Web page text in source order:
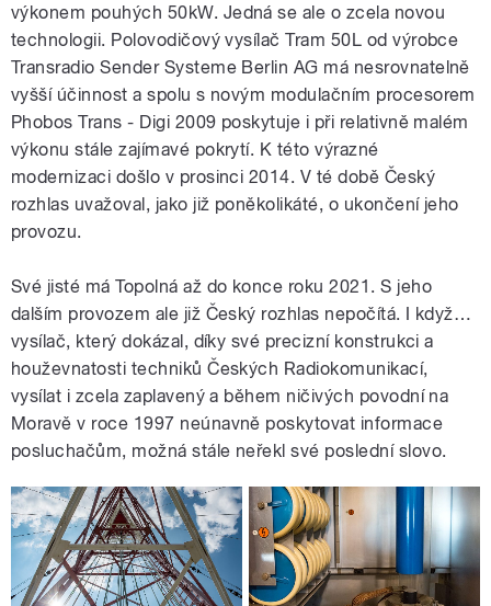
výkonem pouhých 50kW. Jedná se ale o zcela novou
technologii. Polovodičový vysílač Tram 50L od výrobce
Transradio Sender Systeme Berlin AG má nesrovnatelně
vyšší účinnost a spolu s novým modulačním procesorem
Phobos Trans - Digi 2009 poskytuje i při relativně malém
výkonu stále zajímavé pokrytí. K této výrazné
modernizaci došlo v prosinci 2014. V té době Český
rozhlas uvažoval, jako již poněkolikáté, o ukončení jeho
provozu.
Své jisté má Topolná až do konce roku 2021. S jeho
dalším provozem ale již Český rozhlas nepočítá. I když…
vysílač, který dokázal, díky své precizní konstrukci a
houževnatosti techniků Českých Radiokomunikací,
vysílat i zcela zaplavený a během ničivých povodní na
Moravě v roce 1997 neúnavně poskytovat informace
posluchačům, možná stále neřekl své poslední slovo.